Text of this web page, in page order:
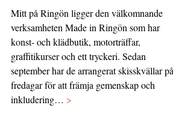
Mitt på Ringön ligger den välkomnande
verksamheten Made in Ringön som har
konst- och klädbutik, motorträffar,
graffitikurser och ett tryckeri. Sedan
september har de arrangerat skisskvällar på
fredagar för att främja gemenskap och
inkludering… >